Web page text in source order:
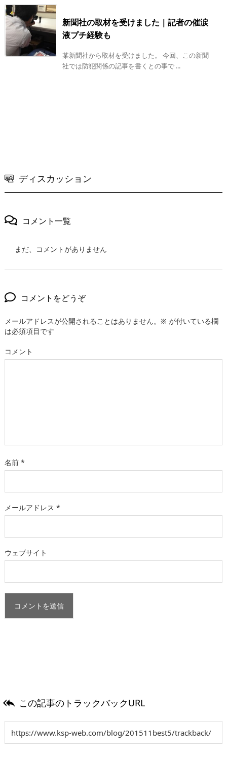
新聞社の取材を受けました｜記者の催涙
液プチ経験も
某新聞社から取材を受けました。 今回、この新聞
社では防犯関係の記事を書くとの事で ...
ディスカッション
コメント一覧
まだ、コメントがありません
コメントをどうぞ
メールアドレスが公開されることはありません。 ※ が付いている欄
は必須項目です
コメント
名前 *
メールアドレス *
ウェブサイト
 この記事のトラックバックURL